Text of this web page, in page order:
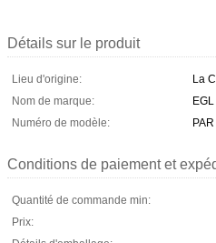
Détails sur le produit
Lieu d'origine:
La
Nom de marque:
EGL
Numéro de modèle:
Conditions de paiement et
Quantité de commande min:
Prix: